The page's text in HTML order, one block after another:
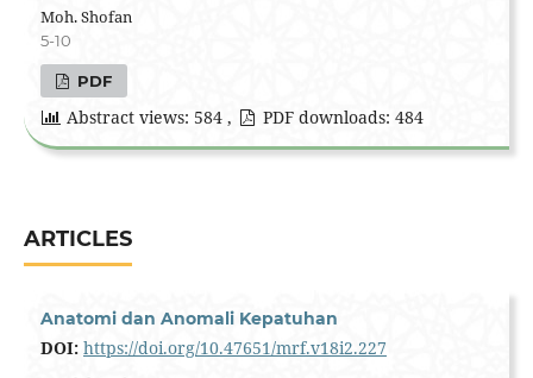
Moh. Shofan
5-10
PDF
Abstract views: 584 , PDF downloads: 484
ARTICLES
Anatomi dan Anomali Kepatuhan
DOI: https://doi.org/10.47651/mrf.v18i2.227